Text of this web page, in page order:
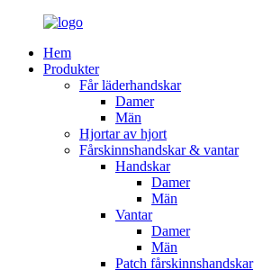
Hem
Produkter
Får läderhandskar
Damer
Män
Hjortar av hjort
Fårskinnshandskar & vantar
Handskar
Damer
Män
Vantar
Damer
Män
Patch fårskinnshandskar